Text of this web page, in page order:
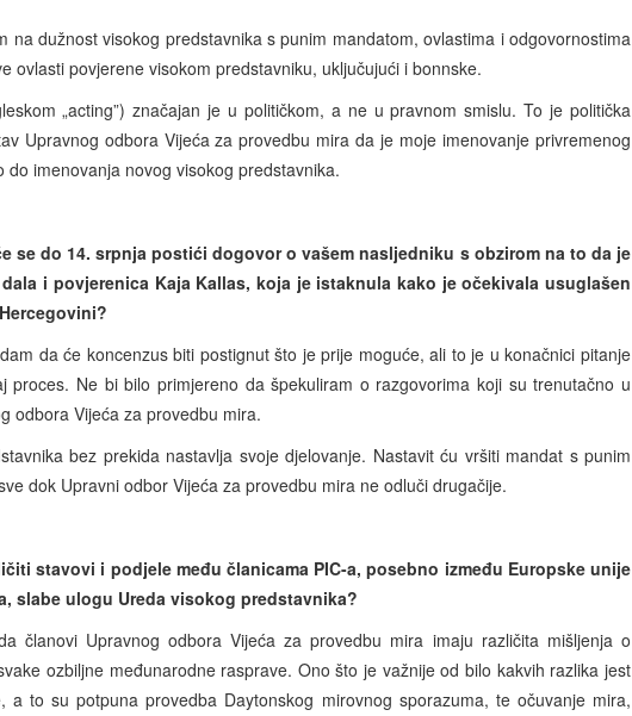
na dužnost visokog predstavnika s punim mandatom, ovlastima i odgovornostima
ovlasti povjerene visokom predstavniku, uključujući i bonnske.
„acting”) značajan je u političkom, a ne u pravnom smislu. To je politička
Upravnog odbora Vijeća za provedbu mira da je moje imenovanje privremenog
imenovanja novog visokog predstavnika.
se do 14. srpnja postići dogovor o vašem nasljedniku s obzirom na to da je
i povjerenica Kaja Kallas, koja je istaknula kako je očekivala usuglašen
da će koncenzus biti postignut što je prije moguće, ali to je u konačnici pitanje
proces. Ne bi bilo primjereno da špekuliram o razgovorima koji su trenutačno u
odbora Vijeća za provedbu mira.
bez prekida nastavlja svoje djelovanje. Nastavit ću vršiti mandat s punim
dok Upravni odbor Vijeća za provedbu mira ne odluči drugačije.
stavovi i podjele među članicama PIC-a, posebno između Europske unije
slabe ulogu Ureda visokog predstavnika?
članovi Upravnog odbora Vijeća za provedbu mira imaju različita mišljenja o
ozbiljne međunarodne rasprave. Ono što je važnije od bilo kakvih razlika jest
a to su potpuna provedba Daytonskog mirovnog sporazuma, te očuvanje mira,